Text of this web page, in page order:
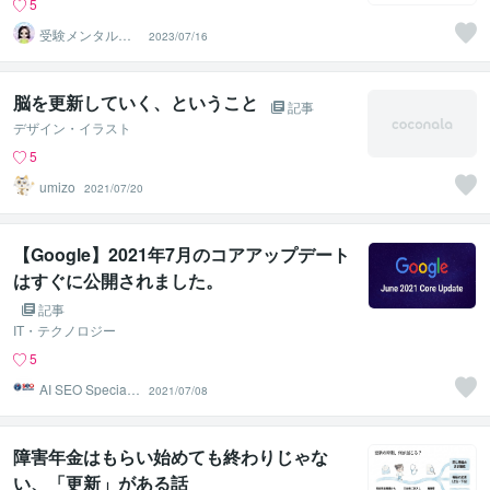
5
受験メンタルト
レーナー イロ
ハル
2023/07/16
脳を更新していく、ということ
記事
デザイン・イラスト
5
umizo
2021/07/20
【Google】2021年7月のコアアップデート
はすぐに公開されました。
記事
IT・テクノロジー
5
AI SEO Specialis
2021/07/08
障害年金はもらい始めても終わりじゃな
い、「更新」がある話